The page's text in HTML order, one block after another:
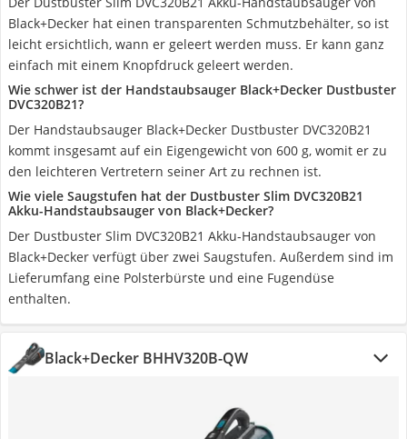
Black+Decker hat einen transparenten Schmutzbehälter, so ist
leicht ersichtlich, wann er geleert werden muss. Er kann ganz
einfach mit einem Knopfdruck geleert werden.
Wie schwer ist der Handstaubsauger Black+Decker Dustbuster
DVC320B21?
Der Handstaubsauger Black+Decker Dustbuster DVC320B21
kommt insgesamt auf ein Eigengewicht von 600 g, womit er zu
den leichteren Vertretern seiner Art zu rechnen ist.
Wie viele Saugstufen hat der Dustbuster Slim DVC320B21
Akku-Handstaubsauger von Black+Decker?
Der Dustbuster Slim DVC320B21 Akku-Handstaubsauger von
Black+Decker verfügt über zwei Saugstufen. Außerdem sind im
Lieferumfang eine Polsterbürste und eine Fugendüse
enthalten.
Black+Decker BHHV320B-QW